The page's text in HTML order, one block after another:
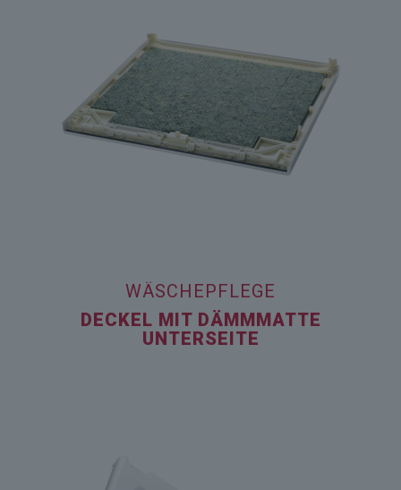
WÄSCHEPFLEGE
DECKEL MIT DÄMMMATTE
UNTERSEITE